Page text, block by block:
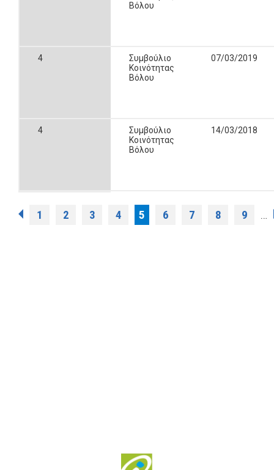
Βόλου
4
Συμβούλιο
Κοινότητας
Βόλου
07/03/2019
4
Συμβούλιο
Κοινότητας
Βόλου
14/03/2018
Σελίδες
1 2 3 4 5 6 7 8 9 …